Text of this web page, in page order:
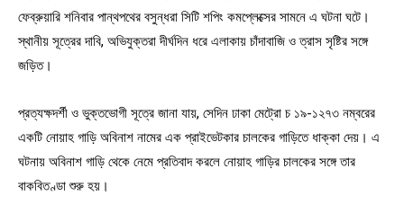
ফেব্রুয়ারি শনিবার পান্থপথের বসুন্ধরা সিটি শপিং কমপ্লেক্সের সামনে এ ঘটনা ঘটে।
স্থানীয় সূত্রের দাবি, অভিযুক্তরা দীর্ঘদিন ধরে এলাকায় চাঁদাবাজি ও ত্রাস সৃষ্টির সঙ্গে
জড়িত।
প্রত্যক্ষদর্শী ও ভুক্তভোগী সূত্রে জানা যায়, সেদিন ঢাকা মেট্রো চ ১৯-১২৭৩ নম্বরের
একটি নোয়াহ গাড়ি অবিনাশ নামের এক প্রাইভেটকার চালকের গাড়িতে ধাক্কা দেয়। এ
ঘটনায় অবিনাশ গাড়ি থেকে নেমে প্রতিবাদ করলে নোয়াহ গাড়ির চালকের সঙ্গে তার
বাকবিতণ্ডা শুরু হয়।